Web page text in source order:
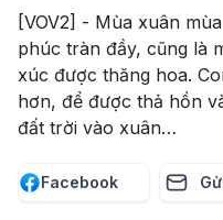
[VOV2] - Mùa xuân
phúc tràn đầy, cũng là
xúc được thăng hoa.
hơn, để được thả hồn
đất trời vào xuân…
Facebook